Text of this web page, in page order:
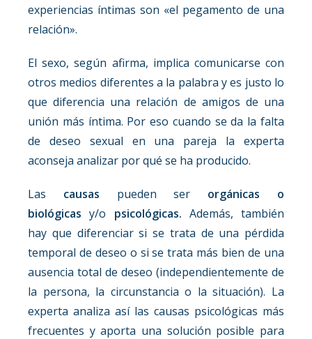
experiencias íntimas son «el pegamento de una
relación».
El sexo, según afirma, implica comunicarse con
otros medios diferentes a la palabra y es justo lo
que diferencia una relación de amigos de una
unión más íntima. Por eso cuando se da la falta
de deseo sexual en una pareja la experta
aconseja analizar por qué se ha producido.
Las causas pueden ser orgánicas o
biológicas y/o psicológicas. Además, también
hay que diferenciar si se trata de una pérdida
temporal de deseo o si se trata más bien de una
ausencia total de deseo (independientemente de
la persona, la circunstancia o la situación). La
experta analiza así las causas psicológicas más
frecuentes y aporta una solución posible para